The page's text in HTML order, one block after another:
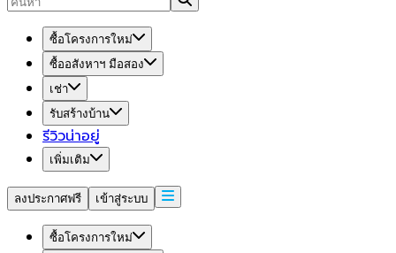
ซื้อโครงการใหม่
ซื้ออสังหาฯ มือสอง
เช่า
รับสร้างบ้าน
รีวิวน่าอยู่
เพิ่มเติม
ลงประกาศฟรี เข้าสู่ระบบ
ซื้อโครงการใหม่